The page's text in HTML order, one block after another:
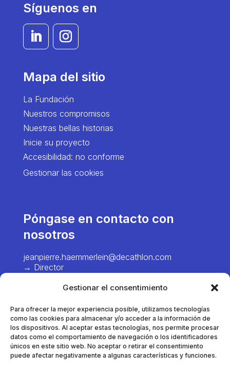
Gestionar el consentimiento
Para ofrecer la mejor experiencia posible, utilizamos tecnologías
como las cookies para almacenar y/o acceder a la información de
los dispositivos. Al aceptar estas tecnologías, nos permite procesar
datos como el comportamiento de navegación o los identificadores
únicos en este sitio web. No aceptar o retirar el consentimiento
puede afectar negativamente a algunas características y funciones.
Síguenos en
Mapa del sitio
La Fundación
Nuestros compromisos
Nuestras bellas historias
Inicie su proyecto
Accesibilidad: no conforme
Gestionar las cookies
Póngase en contacto con
nosotros
jeanpierre.haemmerlein@decathlon.com
→ Director
chiawei.hsiao@decathlon.com → Project
marie.pinel@decathlon.com
→ Gestor de proyectos - Francia